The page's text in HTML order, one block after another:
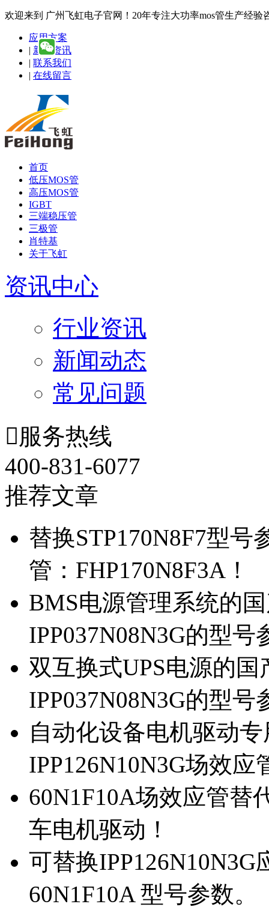
欢迎来到 广州飞虹电子官网！20年专注大功率mos管生产经验
应用方案
| 新闻资讯
| 联系我们
| 在线留言
首页
低压MOS管
高压MOS管
IGBT
三端稳压管
三极管
肖特基
关于飞虹
资讯中心
行业资讯
新闻动态
常见问题
服务热线
400-831-6077
推荐文章
替换STP170N8F7型
管：FHP170N8F3A！
BMS电源管理系统的
IPP037N08N3G的型号
双互换式UPS电源的
IPP037N08N3G的型号
自动化设备电机驱动
IPP126N10N3G场效应
60N1F10A场效应管替
车电机驱动！
可替换
60N1F10A 型号参数。